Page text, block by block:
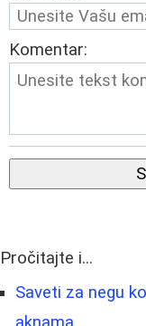
Komentar:
Pročitajte i...
Saveti za negu
aknama